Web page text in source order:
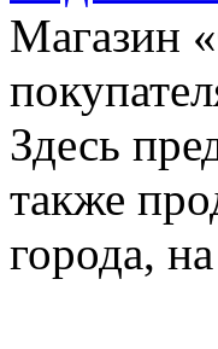
Магазин
Здесь
также
города,